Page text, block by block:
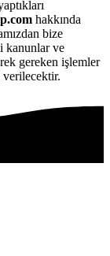
hakkında
bize
kanunlar ve
gereken işlemler
verilecektir.